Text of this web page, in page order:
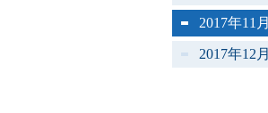
2017年11月
2017年12月